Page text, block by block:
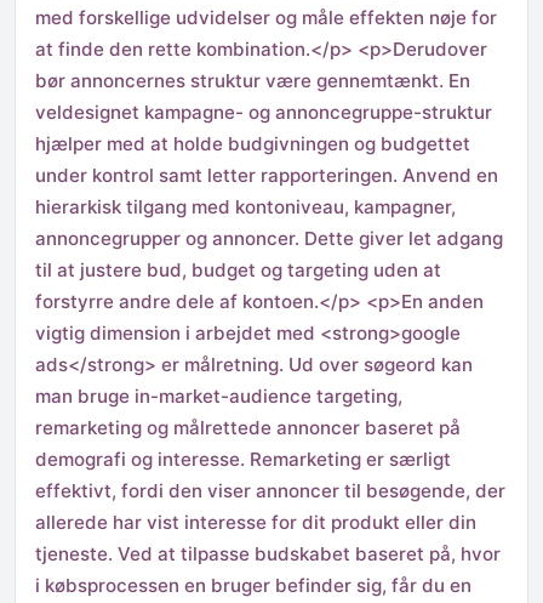
med forskellige udvidelser og måle effekten nøje for
at finde den rette kombination.</p> <p>Derudover
bør annoncernes struktur være gennemtænkt. En
veldesignet kampagne- og annoncegruppe-struktur
hjælper med at holde budgivningen og budgettet
under kontrol samt letter rapporteringen. Anvend en
hierarkisk tilgang med kontoniveau, kampagner,
annoncegrupper og annoncer. Dette giver let adgang
til at justere bud, budget og targeting uden at
forstyrre andre dele af kontoen.</p> <p>En anden
vigtig dimension i arbejdet med <strong>google
ads</strong> er målretning. Ud over søgeord kan
man bruge in-market-audience targeting,
remarketing og målrettede annoncer baseret på
demografi og interesse. Remarketing er særligt
effektivt, fordi den viser annoncer til besøgende, der
allerede har vist interesse for dit produkt eller din
tjeneste. Ved at tilpasse budskabet baseret på, hvor
i købsprocessen en bruger befinder sig, får du en